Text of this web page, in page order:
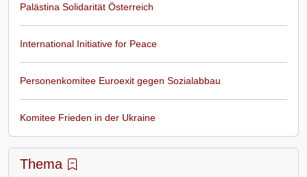
Palästina Solidarität Österreich
International Initiative for Peace
Personenkomitee Euroexit gegen Sozialabbau
Komitee Frieden in der Ukraine
Thema